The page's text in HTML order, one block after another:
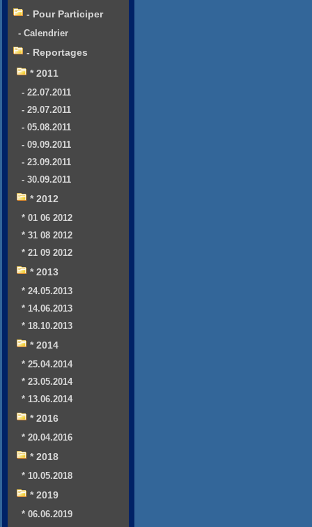
- Pour Participer
- Calendrier
- Reportages
* 2011
- 22.07.2011
- 29.07.2011
- 05.08.2011
- 09.09.2011
- 23.09.2011
- 30.09.2011
* 2012
* 01 06 2012
* 31 08 2012
* 21 09 2012
* 2013
* 24.05.2013
* 14.06.2013
* 18.10.2013
* 2014
* 25.04.2014
* 23.05.2014
* 13.06.2014
* 2016
* 20.04.2016
* 2018
* 10.05.2018
* 2019
* 06.06.2019